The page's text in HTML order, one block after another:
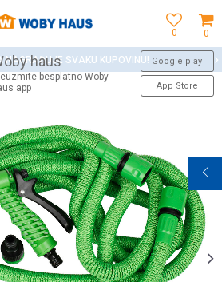
0
0
haus
besplatno Woby
app
Google play
App Store
NAGRAĐUJE SVAKU KUPOVINU!